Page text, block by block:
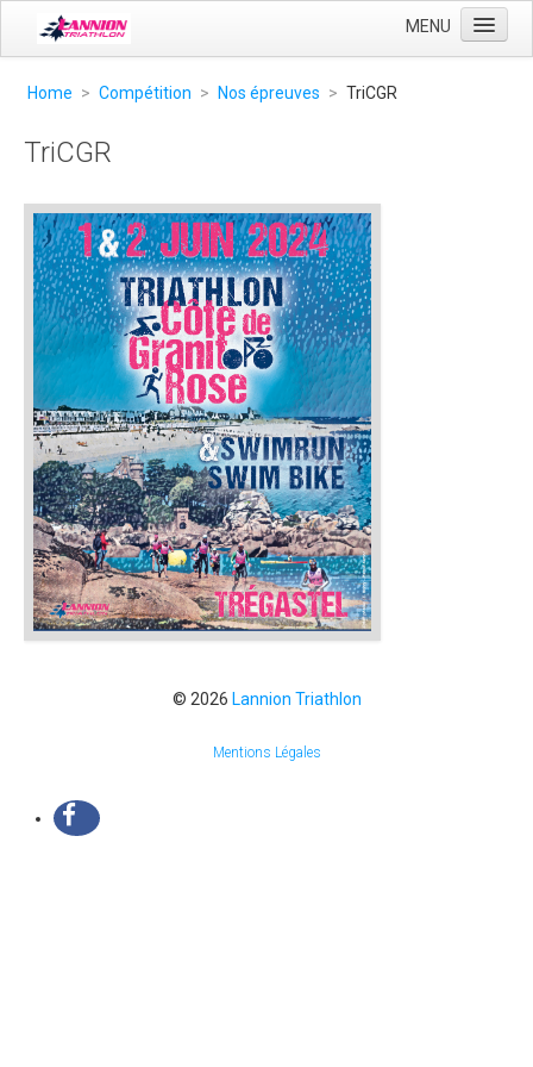
MENU
Entrainement
Compétition
Liens
Home > Compétition > Nos épreuves > TriCGR
TriCGR
© 2026 Lannion Triathlon
Mentions Légales